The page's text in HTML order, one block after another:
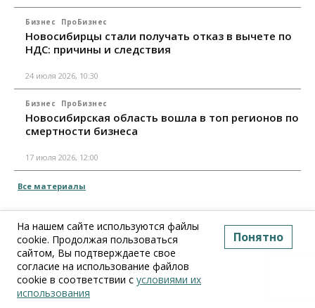
Бизнес ПроБизнес
Новосибирцы стали получать отказ в вычете по
НДС: причины и следствия
24 июля 2026, 10:30
Бизнес ПроБизнес
Новосибирская область вошла в топ регионов по
смертности бизнеса
17 июля 2026, 12:00
Все материалы
На нашем сайте используются файлы
cookie. Продолжая пользоваться
сайтом, Вы подтверждаете свое
согласие на использование файлов
cookie в соответствии с условиями их
использования
Понятно